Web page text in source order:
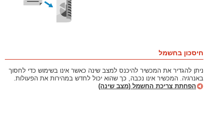
חיסכון בחשמל
ניתן להגדיר את המכשיר להיכנס למצב שינה כאשר אינו בשימוש כדי לחסוך
באנרגיה. המכשיר אינו נכבה, כך שהוא יכול לחדש במהירות את הפעולות.
הפחתת צריכת החשמל (מצב שינה)